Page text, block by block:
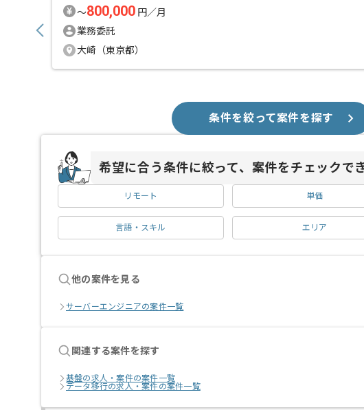
〜800,000 円／月
業務委託
大崎（東京都）
条件を絞って案件を探す
希望に合う条件に絞って、案件をチェックで
リモート 単価
言語・スキル エリア
他の案件を見る
サーバーエンジニアの案件一覧
関連する案件を探す
基盤の求人・案件の案件一覧
データ移行の求人・案件の案件一覧